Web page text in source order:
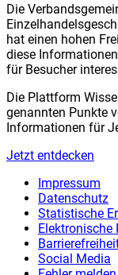
Die
hat einen hohen
diese
für Besucher
Die Plattform
genannten Punkte
Informationen für
Jetzt entdecken
Impressum
Datenschutz
Statistische
Social Media